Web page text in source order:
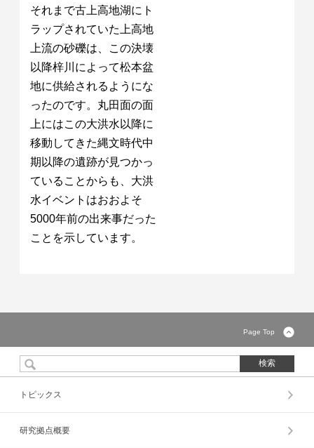
それまで古上高地湖にト
ラップされていた上高地
上流の砂礫は、この決壊
以降梓川によって松本盆
地に供給されるようにな
ったのです。丸田面の面
上にはこの大洪水以降に
移動してきた縄文時代中
期以降の遺跡が見つかっ
ていることからも、大洪
水イベントはおおよそ
5000年前の出来事だった
ことを示しています。
Page Top
トピックス
研究拠点概要